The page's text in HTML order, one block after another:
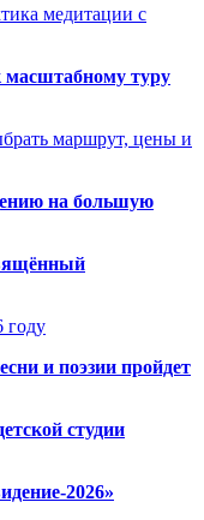
медитации с
масштабному туру
маршрут, цены и
на большую
году
и поэзии пройдет
студии
2026»